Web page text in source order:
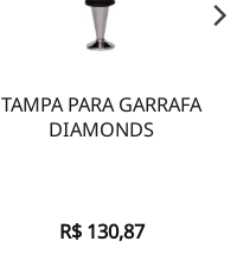
TAMPA PARA GARRAFA
DIAMONDS
R$130,87